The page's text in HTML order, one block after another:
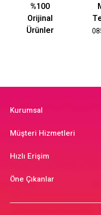
%100
Orijinal
Ürünler
Kurumsal
Müşteri Hizmetleri
Hızlı Erişim
Öne Çıkanlar